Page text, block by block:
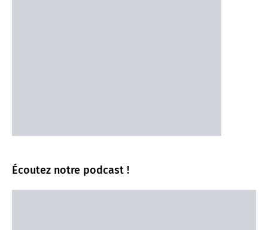
Écoutez notre podcast !